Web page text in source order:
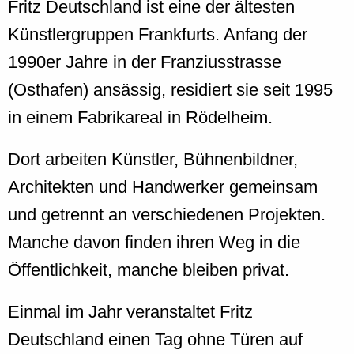
Fritz Deutschland ist eine der ältesten
Künstlergruppen Frankfurts. Anfang der
1990er Jahre in der Franziusstrasse
(Osthafen) ansässig, residiert sie seit 1995
in einem Fabrikareal in Rödelheim.
Dort arbeiten Künstler, Bühnenbildner,
Architekten und Handwerker gemeinsam
und getrennt an verschiedenen Projekten.
Manche davon finden ihren Weg in die
Öffentlichkeit, manche bleiben privat.
Einmal im Jahr veranstaltet Fritz
Deutschland einen Tag ohne Türen auf